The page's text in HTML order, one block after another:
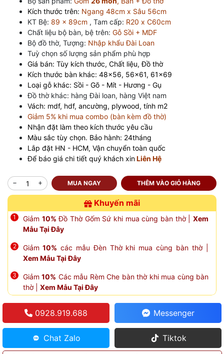
Kích thước trên: Ngang 48cm x Sâu 56cm
KT Bệ: 89 x 89cm , Tam cấp: R20 x C60cm
Chất liệu bộ bàn, bệ trên: Gỗ Sồi + MDF
Bộ đồ thờ, Tượng: Nhập khẩu Đài Loan
Tuỳ chọn số lượng sản phẩm phù hợp
Giá bán: Tùy kích thước, Chất liệu, Đồ thờ
Kích thước bàn khác: 48x56, 56x61, 61x69
Loại gỗ khác: Sồi - Gõ - Mít - Hương - Gụ
Đồ thờ khác: hàng Đài loan, hàng Việt nam
Vách: mdf, hdf, ancường, plywood, tính m2
Giảm 5% khi mua combo (bàn kèm đồ thờ)
Nhận đặt làm theo kích thước yêu cầu
Màu sắc tùy chọn. Bảo hành: 24tháng
Lắp đặt HN - HCM, Vận chuyển toàn quốc
Để báo giá chi tiết quý khách xinLiên Hệ
MUA NGAY THÊM VÀO GIỎ HÀNG
Khuyến mãi
Giảm 10% Đồ Thờ Gốm Sứ khi mua cùng bàn thờ |Xem
Mẫu Tại Đây
Giảm 10% các mẫu Đèn Thờ khi mua cùng bàn thờ |
Xem Mẫu Tại Đây
Giảm10% Các mẫu Rèm Che bàn thờ khi mua cùng bàn
thờ | Xem Mẫu Tại Đây
0928.919.688 Messenger
Chat Zalo Tiktok